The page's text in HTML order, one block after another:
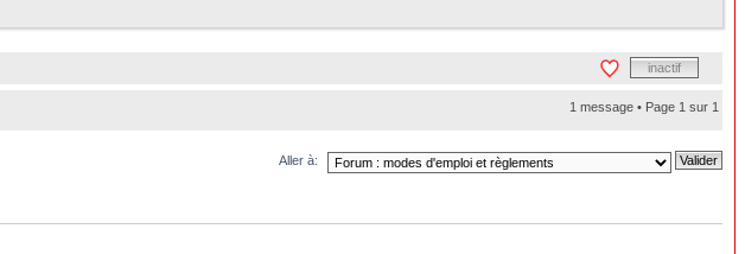
inactif
1 message • Page 1 sur 1
Aller à: